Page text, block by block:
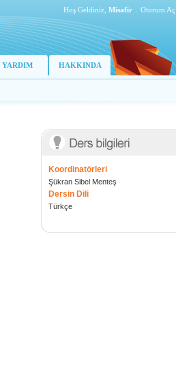
Hoş Geldiniz, Misafir Oturum Aç
YARDIM HAKKINDA
Koordinatörleri
Şükran Sibel Menteş
Dersin Dili
Türkçe